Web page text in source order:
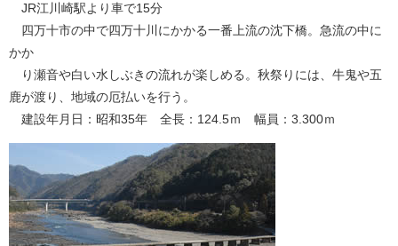
JR江川崎駅より車で15分
四万十市の中で四万十川にかかる一番上流の沈下橋。急流の中に
かか
り瀬音や白い水しぶきの流れが楽しめる。秋祭りには、牛鬼や五
鹿が渡り、地域の厄払いを行う。
建設年月日：昭和35年 全長：124.5ｍ 幅員：3.300ｍ